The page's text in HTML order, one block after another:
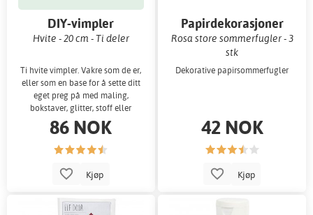
DIY-vimpler
Hvite - 20 cm - Ti deler
Ti hvite vimpler. Vakre som de er,
eller som en base for å sette ditt
eget preg på med maling,
bokstaver, glitter, stoff eller
86 NOK
Kjøp
Papirdekorasjoner
Rosa store sommerfugler - 3
stk
Dekorative papirsommerfugler
42 NOK
Kjøp